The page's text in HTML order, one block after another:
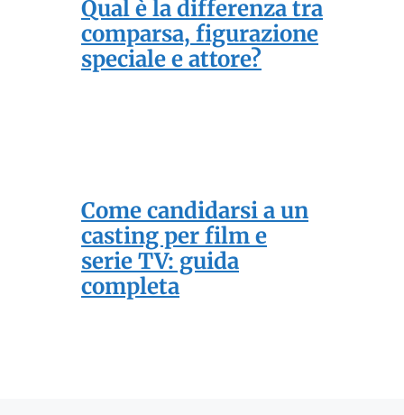
Qual è la differenza tra
comparsa, figurazione
speciale e attore?
Come candidarsi a un
casting per film e
serie TV: guida
completa